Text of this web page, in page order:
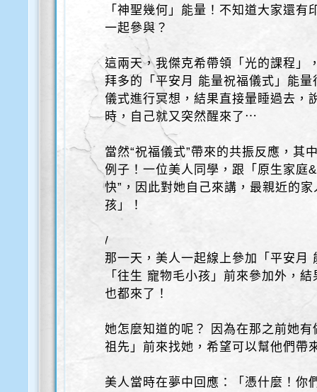
「神聖幾何」能量！不知道大家還
一起參與？
這兩天，我傑克希帶領「光的課程」
拜多的「平安月 能量祝福儀式」能
儀式進行冥想，結果直接暈睡過去，
時，自己就又突然醒來了⋯
當然“祝福儀式”帶來的共振反應，其
例子！一位美人同學，跟「原生家庭
快”，因此對她自己來講，最親近的
孩」！
/
那一天，美人一起線上參加「平安月
「往生 寵物毛小孩」前來參加外，
也都來了！
她怎麼知道的呢？ 因為在那之前她
祖先」前來找她，希望可以幫他們帶
美人當時在夢中回應：「憑什麼！你